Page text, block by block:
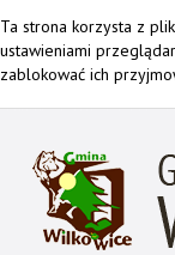
Ta strona korzysta z
ustawieniami
zablokować ich